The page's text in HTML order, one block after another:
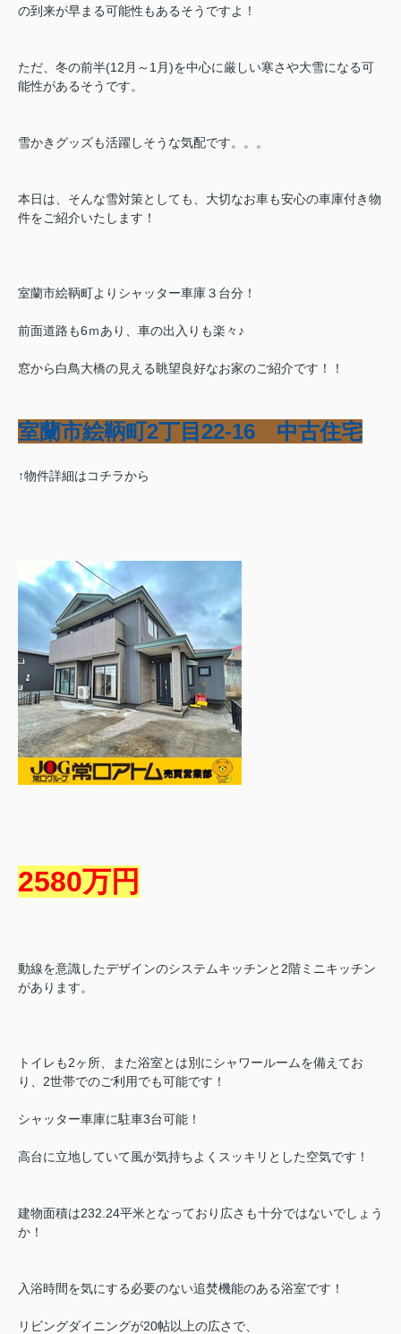
の到来が早まる可能性もあるそうですよ！
ただ、冬の前半(12月～1月)を中心に厳しい寒さや大雪になる可
能性があるそうです。
雪かきグッズも活躍しそうな気配です。。。
本日は、そんな雪対策としても、大切なお車も安心の車庫付き物
件をご紹介いたします！
室蘭市絵鞆町よりシャッター車庫３台分！
前面道路も6ｍあり、車の出入りも楽々♪
窓から白鳥大橋の見える眺望良好なお家のご紹介です！！
室蘭市絵鞆町2丁目22-16 中古住宅
↑物件詳細はコチラから
2580万円
動線を意識したデザインのシステムキッチンと2階ミニキッチン
があります。
トイレも2ヶ所、また浴室とは別にシャワールームを備えてお
り、2世帯でのご利用でも可能です！
シャッター車庫に駐車3台可能！
高台に立地していて風が気持ちよくスッキリとした空気です！
建物面積は232.24平米となっており広さも十分ではないでしょう
か！
入浴時間を気にする必要のない追焚機能のある浴室です！
リビングダイニングが20帖以上の広さで、